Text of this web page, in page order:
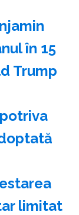
în 15
Trump
limitat